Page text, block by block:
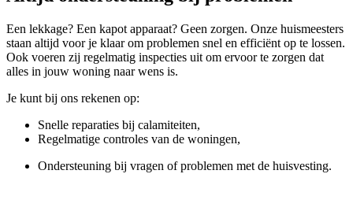
Een lekkage? Een kapot apparaat? Geen zorgen. Onze huismeesters
staan altijd voor je klaar om problemen snel en efficiënt op te lossen.
Ook voeren zij regelmatig inspecties uit om ervoor te zorgen dat
alles in jouw woning naar wens is.
Je kunt bij ons rekenen op:
Snelle reparaties bij calamiteiten,
Regelmatige controles van de woningen,
Ondersteuning bij vragen of problemen met de huisvesting.